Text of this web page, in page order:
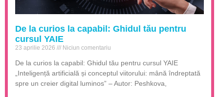
De la curios la capabil: Ghidul tău pentru
cursul YAIE
23 aprilie 2026 Niciun comentariu
De la curios la capabil: Ghidul tău pentru cursul YAIE
„Inteligență artificială și conceptul viitorului: mână îndreptată
spre un creier digital luminos” – Autor: Peshkova,